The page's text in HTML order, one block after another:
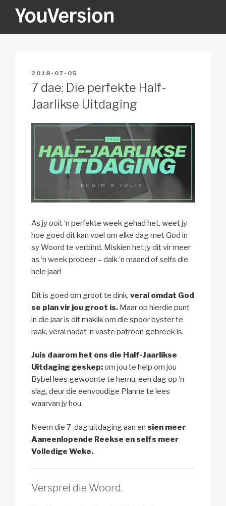
YOUVERSION
POSTED
ON
2018-07-05
7 dae: Die perfekte Half-
Jaarlikse Uitdaging
As jy ooit ‘n perfekte week gehad het, weet jy
hoe goed dit kan voel om elke dag met God in
sy Woord te verbind. Miskien het jy dit vir meer
as ‘n week probeer – dalk ‘n maand of selfs die
hele jaar!
Dit is goed om groot te dink, veral omdat God
se plan vir jou groot is. Maar op hierdie punt
in die jaar is dit maklik om die spoor byster te
raak, veral nadat ‘n vaste patroon gebreek is.
Juis daarom het ons die Half-Jaarlikse
Uitdaging geskep:om jou te help om jou
Bybel lees gewoonte te hernu, een dag op ‘n
slag, deur die eenvoudige Planne te lees
waarvan jy hou.
Neem die 7-dag uitdaging aan en sien meer
Aaneenlopende Reekse en selfs meer
Volledige Weke.
Versprei die Woord.